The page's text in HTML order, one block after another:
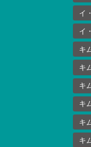
イ
イ
キ
キ
キ
キ
キ
キ